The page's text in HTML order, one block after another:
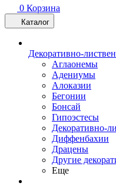
0 Корзина
Каталог
Декоративно-
Аглаонемы
Адениумы
Алоказии
Бегонии
Бонсай
Гипоэстесы
Декоративно-
Диффенбахии
Драцены
Другие
Еще